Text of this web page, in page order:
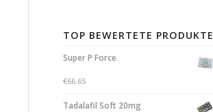
TOP BEWERTETE PRODUKTE
Super P Force
€66.65
Tadalafil Soft 20mg